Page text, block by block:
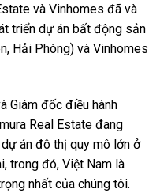
và Vinhomes đã và
triển dự án bất động sản
Hải Phòng) và Vinhomes
Giám đốc điều hành
Real Estate đang
án đô thị quy mô lớn ở
trong đó, Việt Nam là
nhất của chúng tôi.